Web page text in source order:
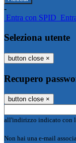
-
Entra con SPID
Seleziona utente
button close ×
Recupero
button close ×
all'indirizzo indicato con
Non hai una e-mail